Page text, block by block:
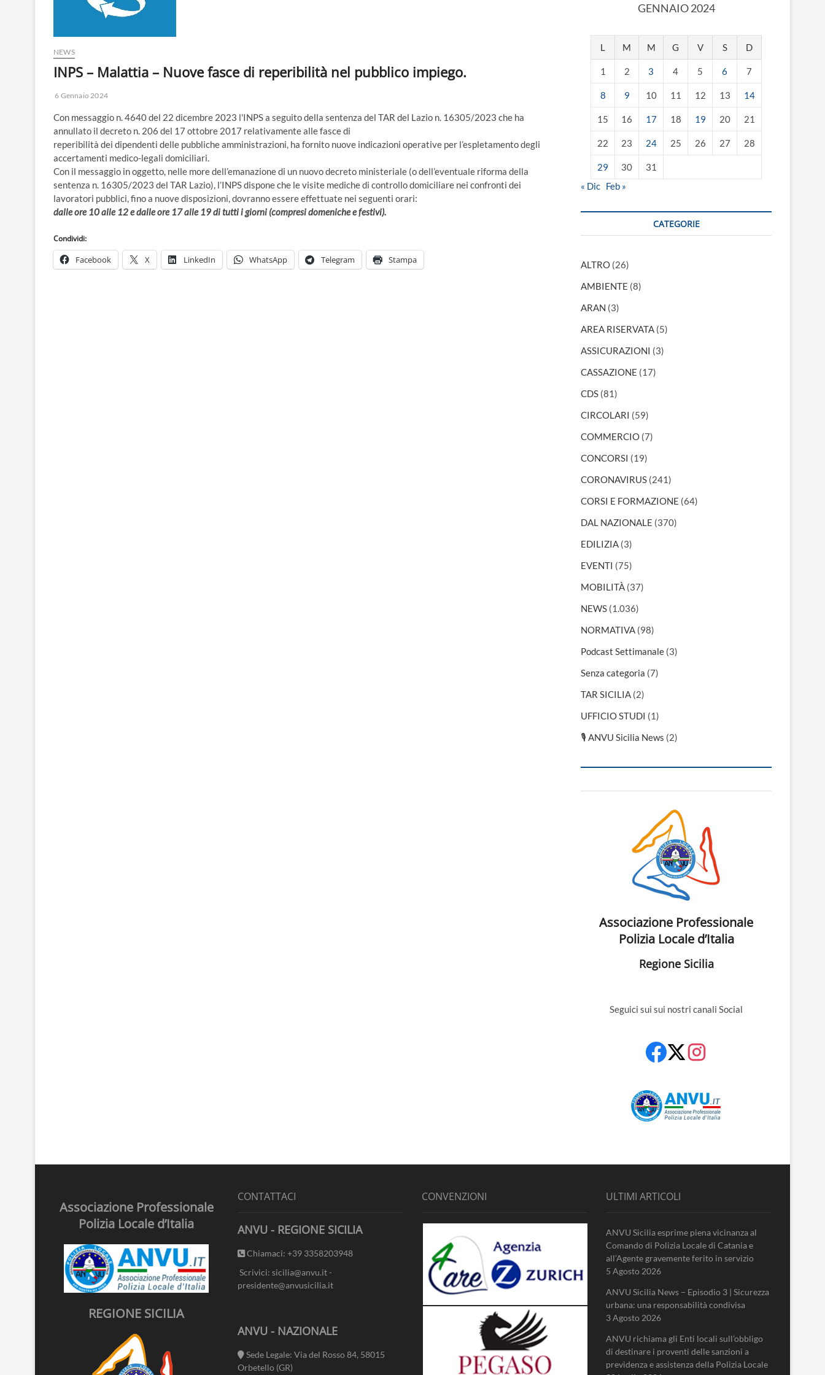
NEWS
INPS – Malattia – Nuove fasce di reperibilità nel pubblico impiego.
6 Gennaio 2024
Con messaggio n. 4640 del 22 dicembre 2023 l'INPS a seguito della sentenza del TAR del Lazio n. 16305/2023 che ha
annullato il decreto n. 206 del 17 ottobre 2017 relativamente alle fasce di
reperibilità dei dipendenti delle pubbliche amministrazioni, ha fornito nuove indicazioni operative per l’espletamento degli
accertamenti medico-legali domiciliari.
Con il messaggio in oggetto, nelle more dell’emanazione di un nuovo decreto ministeriale (o dell’eventuale riforma della
sentenza n. 16305/2023 del TAR Lazio), l’INPS dispone che le visite mediche di controllo domiciliare nei confronti dei
lavoratori pubblici, fino a nuove disposizioni, dovranno essere effettuate nei seguenti orari:
dalle ore 10 alle 12 e dalle ore 17 alle 19 di tutti i giorni (compresi domeniche e festivi).
Condividi:
Facebook X LinkedIn WhatsApp Telegram Stampa
GENNAIO 2024
L M M G V S D
1 2 3 4 5 6 7
8 9 10 11 12 13 14
15 16 17 18 19 20 21
22 23 24 25 26 27 28
29 30
31
« Dic Feb »
CATEGORIE
ALTRO (26)
AMBIENTE (8)
ARAN (3)
AREA RISERVATA (5)
ASSICURAZIONI (3)
CASSAZIONE (17)
CDS (81)
CIRCOLARI (59)
COMMERCIO (7)
CONCORSI (19)
CORONAVIRUS (241)
CORSI E FORMAZIONE (64)
DAL NAZIONALE (370)
EDILIZIA (3)
EVENTI (75)
MOBILITÀ (37)
NEWS (1.036)
NORMATIVA (98)
Podcast Settimanale (3)
Senza categoria (7)
TAR SICILIA (2)
UFFICIO STUDI (1)
🎙 ANVU Sicilia News (2)
Associazione Professionale
Polizia Locale d’Italia
Regione Sicilia
Seguici sui sui nostri canali Social
Associazione Professionale
Polizia Locale d’Italia
REGIONE SICILIA
CONTATTACI
ANVU - REGIONE SICILIA
Chiamaci: +39 3358203948
Scrivici: sicilia@anvu.it -
presidente@anvusicilia.it
ANVU - NAZIONALE
Sede Legale: Via del Rosso 84, 58015
Orbetello (GR)
CONVENZIONI ULTIMI ARTICOLI
ANVU Sicilia esprime piena vicinanza al
Comando di Polizia Locale di Catania e
all’Agente gravemente ferito in servizio
5 Agosto 2026
ANVU Sicilia News – Episodio 3 | Sicurezza
urbana: una responsabilità condivisa
3 Agosto 2026
ANVU richiama gli Enti locali sull’obbligo
di destinare i proventi delle sanzioni a
previdenza e assistenza della Polizia Locale